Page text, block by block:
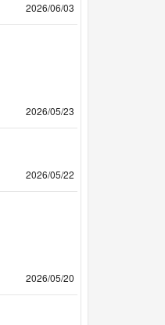
2026/06/03
2026/05/23
2026/05/22
2026/05/20